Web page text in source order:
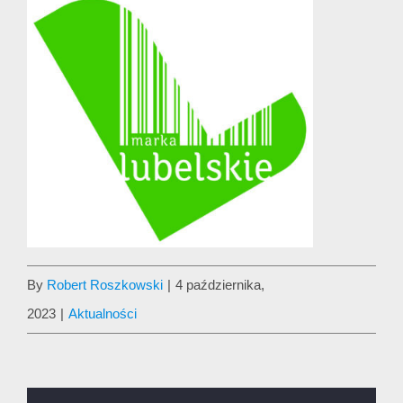
By Robert Roszkowski | 4 października,
2023 | Aktualności